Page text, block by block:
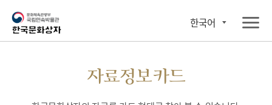
한국어
자료정보카드